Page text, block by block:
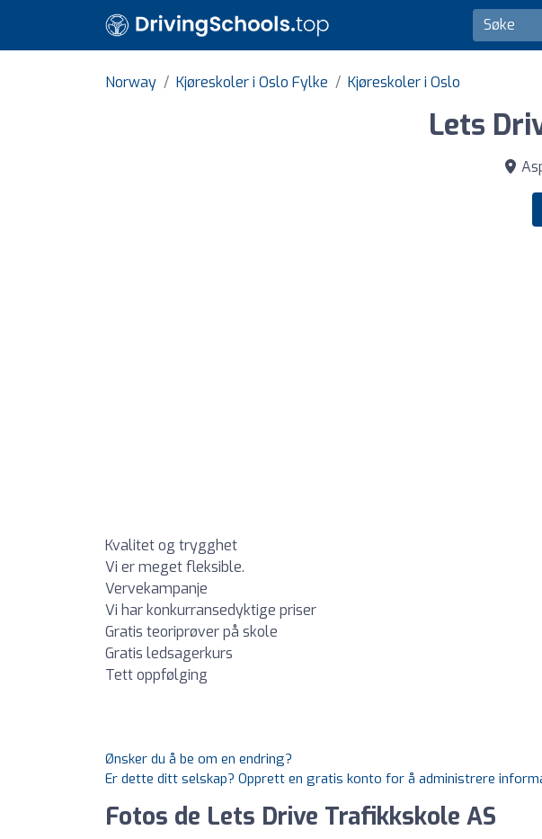
Norway Kjøreskoler i Oslo Fylke Kjøreskoler i Oslo
Lets
Kvalitet og trygghet
Vi er meget fleksible.
Vervekampanje
Vi har konkurransedyktige priser
Gratis teoriprøver på skole
Gratis ledsagerkurs
Tett oppfølging
Ønsker du å be om en endring?
Er dette ditt selskap? Opprett en gratis konto for å administrere
Fotos de Lets Drive Trafikkskole AS